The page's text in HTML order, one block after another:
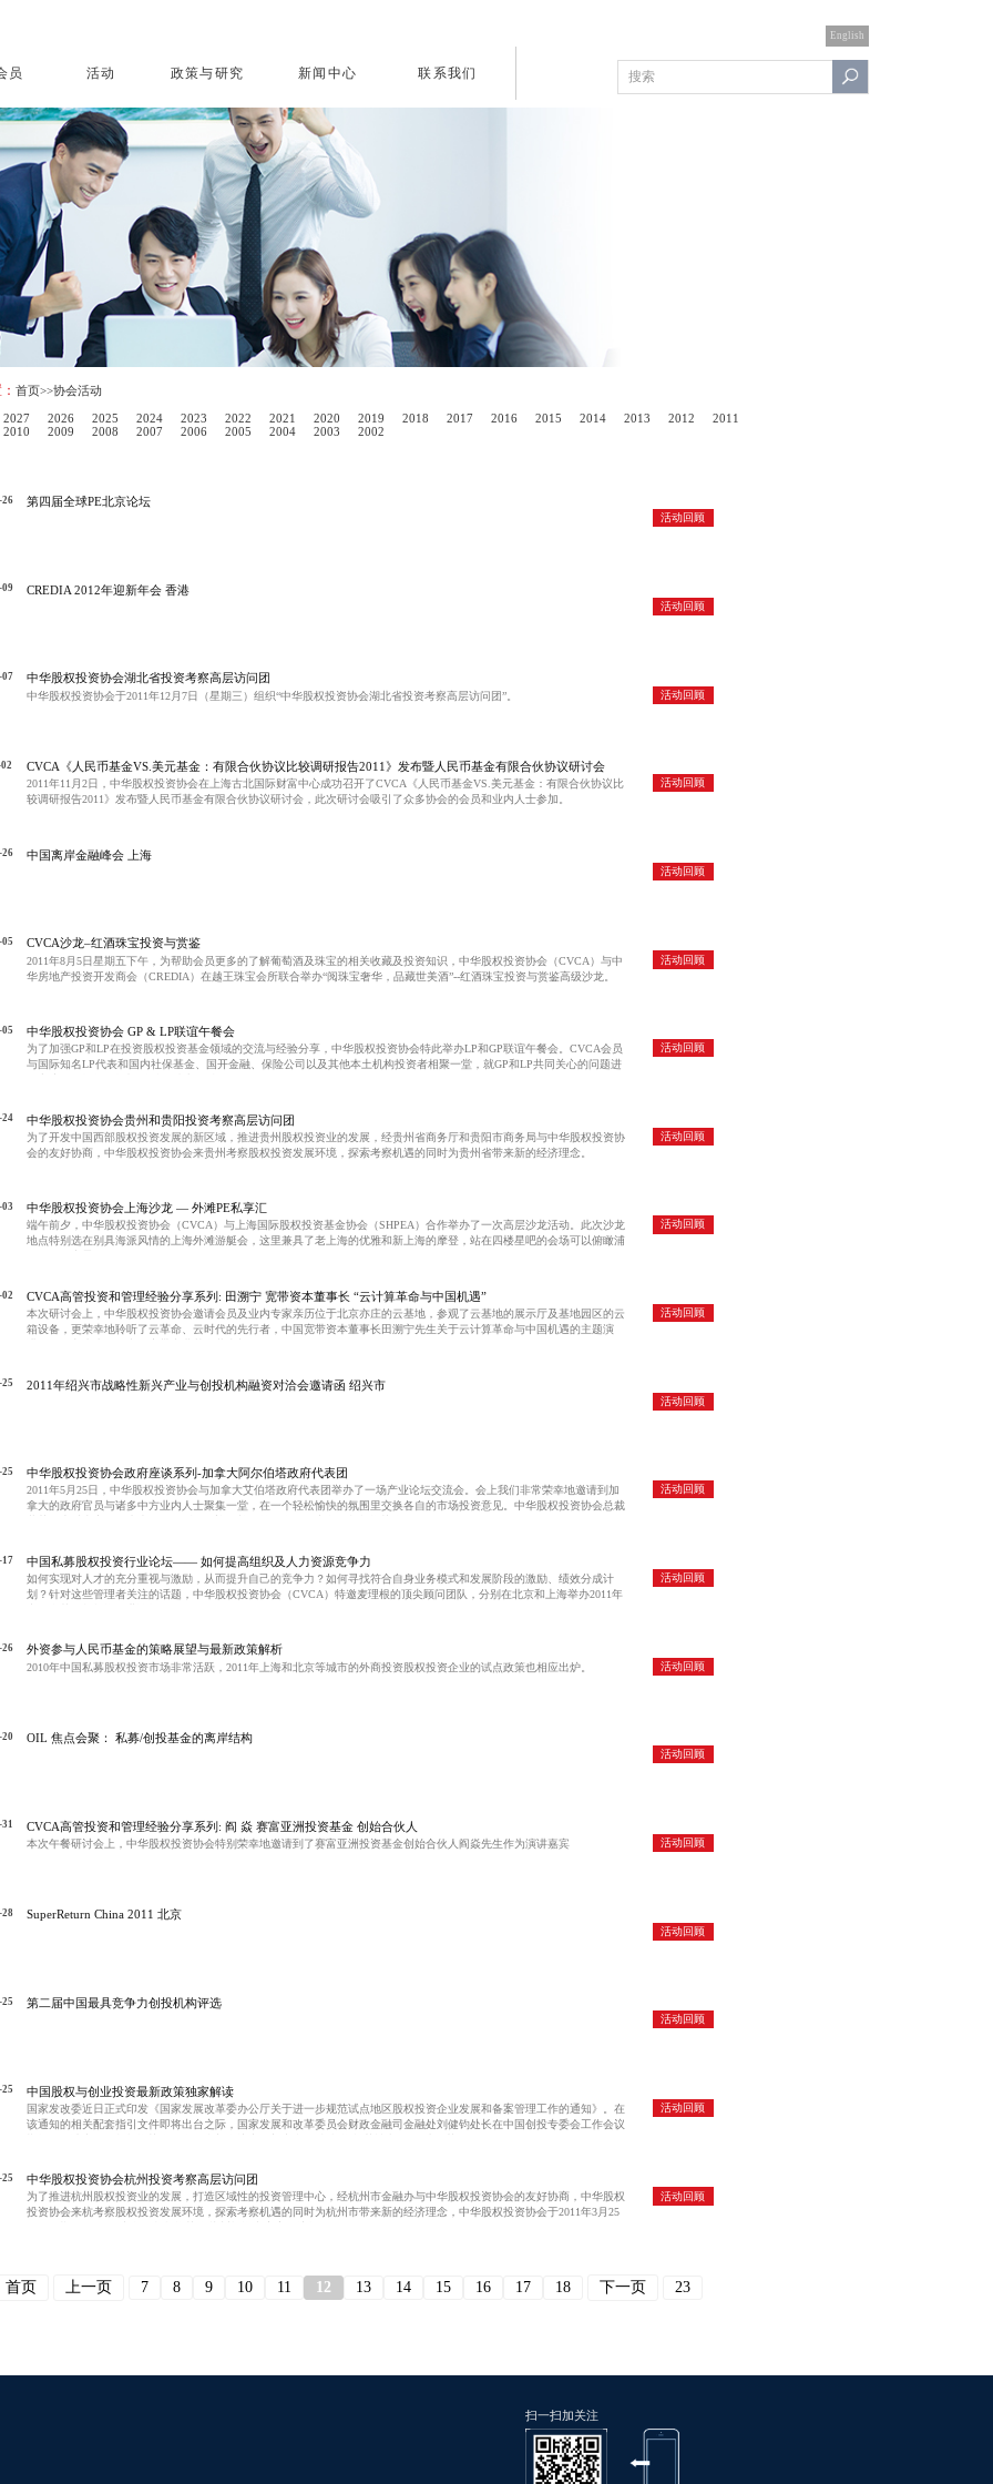
English
员 活动 政策与研究 新闻中心 联系我们
首页>>协会活动
2027 2026 2025 2024 2023 2022 2021 2020 2019 2018 2017 2016 2015 2014 2013 2012
2011
2010
2009 2008 2007 2006 2005 2004 2003 2002
26
活动回顾
第四届全球PE北京论坛
09
活动回顾
CREDIA 2012年迎新年会 香港
07
活动回顾
中华股权投资协会湖北省投资考察高层访问团
中华股权投资协会于2011年12月7日（星期三）组织“中华股权投资协会湖北省投资考察高层访问团”。
活动回顾
CVCA《人民币基金VS.美元基金：有限合伙协议比较调研报告2011》发布暨人民币基金有限合伙协议研讨会
2011年11月2日，中华股权投资协会在上海古北国际财富中心成功召开了CVCA《人民币基金VS.美元基金：有限合伙协议比
较调研报告2011》发布暨人民币基金有限合伙协议研讨会，此次研讨会吸引了众多协会的会员和业内人士参加。
26
活动回顾
中国离岸金融峰会 上海
05
活动回顾
CVCA沙龙–红酒珠宝投资与赏鉴
2011年8月5日星期五下午，为帮助会员更多的了解葡萄酒及珠宝的相关收藏及投资知识，中华股权投资协会（CVCA）与中
华房地产投资开发商会（CREDIA）在越王珠宝会所联合举办“阅珠宝奢华，品藏世美酒”--红酒珠宝投资与赏鉴高级沙龙。
05
活动回顾
中华股权投资协会 GP & LP联谊午餐会
为了加强GP和LP在投资股权投资基金领域的交流与经验分享，中华股权投资协会特此举办LP和GP联谊午餐会。CVCA会员
与国际知名LP代表和国内社保基金、国开金融、保险公司以及其他本土机构投资者相聚一堂，就GP和LP共同关心的问题进
24
活动回顾
中华股权投资协会贵州和贵阳投资考察高层访问团
为了开发中国西部股权投资发展的新区域，推进贵州股权投资业的发展，经贵州省商务厅和贵阳市商务局与中华股权投资协
会的友好协商，中华股权投资协会来贵州考察股权投资发展环境，探索考察机遇的同时为贵州省带来新的经济理念。
03
活动回顾
中华股权投资协会上海沙龙 — 外滩PE私享汇
端午前夕，中华股权投资协会（CVCA）与上海国际股权投资基金协会（SHPEA）合作举办了一次高层沙龙活动。此次沙龙
地点特别选在别具海派风情的上海外滩游艇会，这里兼具了老上海的优雅和新上海的摩登，站在四楼星吧的会场可以俯瞰浦
02
活动回顾
CVCA高管投资和管理经验分享系列: 田溯宁 宽带资本董事长 “云计算革命与中国机遇”
本次研讨会上，中华股权投资协会邀请会员及业内专家亲历位于北京亦庄的云基地，参观了云基地的展示厅及基地园区的云
箱设备，更荣幸地聆听了云革命、云时代的先行者，中国宽带资本董事长田溯宁先生关于云计算革命与中国机遇的主题演
25
活动回顾
2011年绍兴市战略性新兴产业与创投机构融资对洽会邀请函 绍兴市
25
活动回顾
中华股权投资协会政府座谈系列-加拿大阿尔伯塔政府代表团
2011年5月25日，中华股权投资协会与加拿大艾伯塔政府代表团举办了一场产业论坛交流会。会上我们非常荣幸地邀请到加
拿大的政府官员与诸多中方业内人士聚集一堂，在一个轻松愉快的氛围里交换各自的市场投资意见。中华股权投资协会总裁
17
活动回顾
中国私募股权投资行业论坛—— 如何提高组织及人力资源竞争力
如何实现对人才的充分重视与激励，从而提升自己的竞争力？如何寻找符合自身业务模式和发展阶段的激励、绩效分成计
划？针对这些管理者关注的话题，中华股权投资协会（CVCA）特邀麦理根的顶尖顾问团队，分别在北京和上海举办2011年
26
活动回顾
外资参与人民币基金的策略展望与最新政策解析
2010年中国私募股权投资市场非常活跃，2011年上海和北京等城市的外商投资股权投资企业的试点政策也相应出炉。
20
活动回顾
OIL 焦点会聚： 私募/创投基金的离岸结构
31
活动回顾
CVCA高管投资和管理经验分享系列: 阎 焱 赛富亚洲投资基金 创始合伙人
本次午餐研讨会上，中华股权投资协会特别荣幸地邀请到了赛富亚洲投资基金创始合伙人阎焱先生作为演讲嘉宾
28
活动回顾
SuperReturn China 2011 北京
25
活动回顾
第二届中国最具竞争力创投机构评选
25
活动回顾
中国股权与创业投资最新政策独家解读
国家发改委近日正式印发《国家发展改革委办公厅关于进一步规范试点地区股权投资企业发展和备案管理工作的通知》。在
该通知的相关配套指引文件即将出台之际，国家发展和改革委员会财政金融司金融处刘健钧处长在中国创投专委会工作会议
25
活动回顾
中华股权投资协会杭州投资考察高层访问团
为了推进杭州股权投资业的发展，打造区域性的投资管理中心，经杭州市金融办与中华股权投资协会的友好协商，中华股权
投资协会来杭考察股权投资发展环境，探索考察机遇的同时为杭州市带来新的经济理念，中华股权投资协会于2011年3月25
首页 上一页 7 8 9 10 11 12 13 14 15 16 17 18 下一页 23
扫一扫加关注